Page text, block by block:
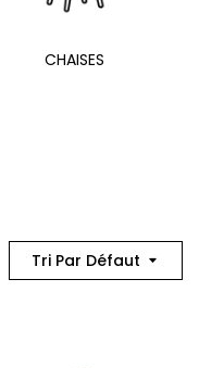
CHAISES
Tri Par Défaut